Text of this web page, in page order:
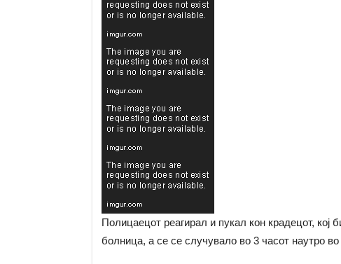
Полицаецот реагирал и пукал кон крадецот, кој
болница, а се се случувало во 3 часот наутро